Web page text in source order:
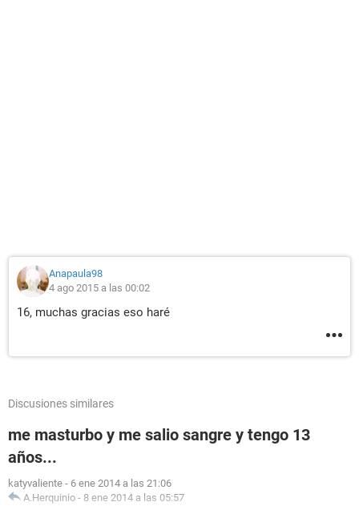
Anapaula98
4 ago 2015 a las 00:02
16, muchas gracias eso haré
Discusiones similares
me masturbo y me salio sangre y tengo 13
años...
katyvaliente - 6 ene 2014 a las 21:06
A.Herquinio - 8 ene 2014 a las 05:57